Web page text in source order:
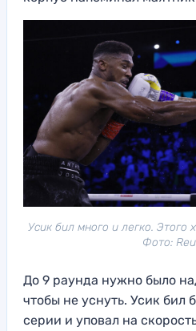
Усик бил много и легко. Этого
Фото:
До 9 раунда нужно было
чтобы не уснуть. Усик бил
серии и уповал на